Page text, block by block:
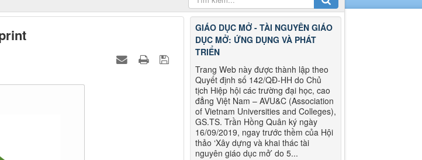
GIÁO DỤC MỞ - TÀI NGUYÊN GIÁO
DỤC MỞ: ỨNG DỤNG VÀ PHÁT
TRIỂN
Trang Web này được thành lập theo
Quyết định số 142/QĐ-HH do Chủ
tịch Hiệp hội các trường đại học, cao
đẳng Việt Nam – AVU&C (Association
of Vietnam Universities and Colleges),
GS.TS. Trần Hồng Quân ký ngày
16/09/2019, ngay trước thềm của Hội
thảo ‘Xây dựng và khai thác tài
nguyên giáo dục mở’ do 5...